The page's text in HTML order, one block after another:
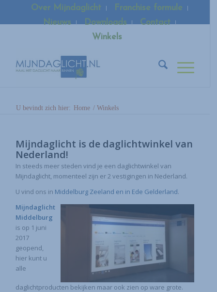
Over Mijndaglicht
Franchise formule
Nieuws
Downloads
Contact
Winkels
U bevindt zich hier: Home / Winkels
Mijndaglicht is de daglichtwinkel van
Nederland!
In steeds meer steden vind je een daglichtwinkel van
Mijndaglicht, momenteel zijn er 2 vestigingen in Nederland.
U vind ons in Middelburg Zeeland en in Ede Gelderland.
Mijndaglicht
Middelburg
is op 1 juni
2017
geopend,
hier kunt u
alle
daglichtproducten bekijken maar ook zien op ware grote.